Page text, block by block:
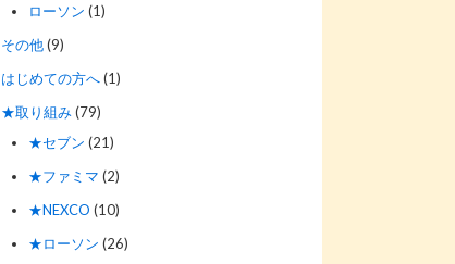
ローソン (1)
その他(9)
はじめての方へ(1)
★取り組み(79)
★セブン (21)
★ファミマ (2)
★NEXCO (10)
★ローソン (26)